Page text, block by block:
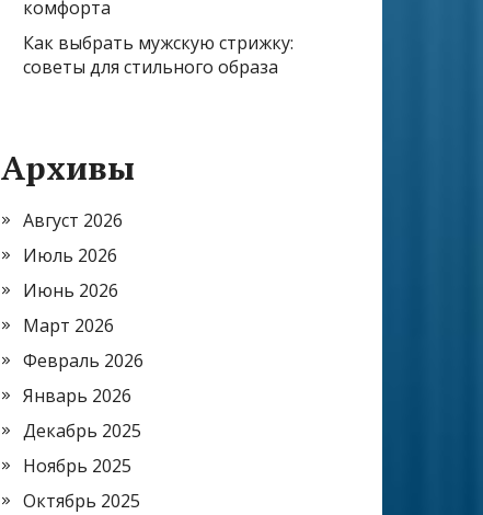
комфорта
Как выбрать мужскую стрижку:
советы для стильного образа
Архивы
Август 2026
Июль 2026
Июнь 2026
Март 2026
Февраль 2026
Январь 2026
Декабрь 2025
Ноябрь 2025
Октябрь 2025